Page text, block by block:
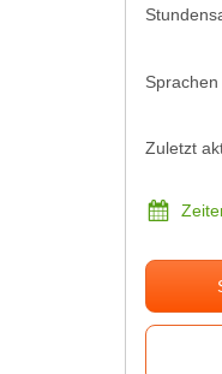
Sprachen
Zuletzt